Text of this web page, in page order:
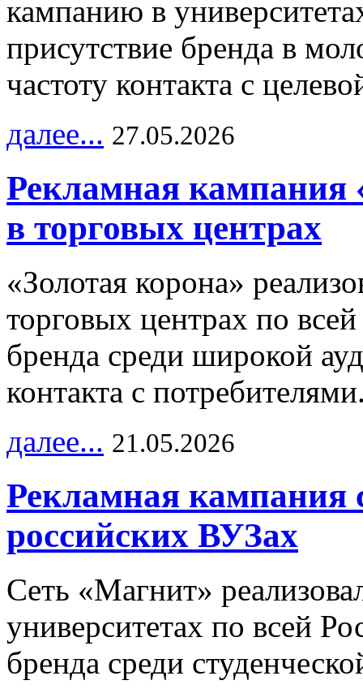
кампанию в
присутствие бренда в
частоту контакта с
далее... 27.05.2026
Рекламная кампания
в торговых центрах
«Золотая корона»
торговых центрах по
бренда среди широкой
контакта с
далее... 21.05.2026
Рекламная кампания
российских ВУЗах
Сеть «Магнит»
университетах по всей
бренда среди